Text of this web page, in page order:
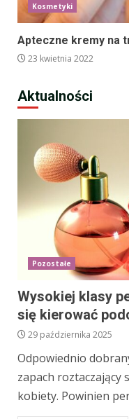
Kosmetyki
Apteczne kremy na
23 kwietnia 2022
Aktualności
Pozostałe
Wysokiej klasy
się kierować
29 października 2025
Odpowiednio
zapach roztaczający
kobiety. Powinien